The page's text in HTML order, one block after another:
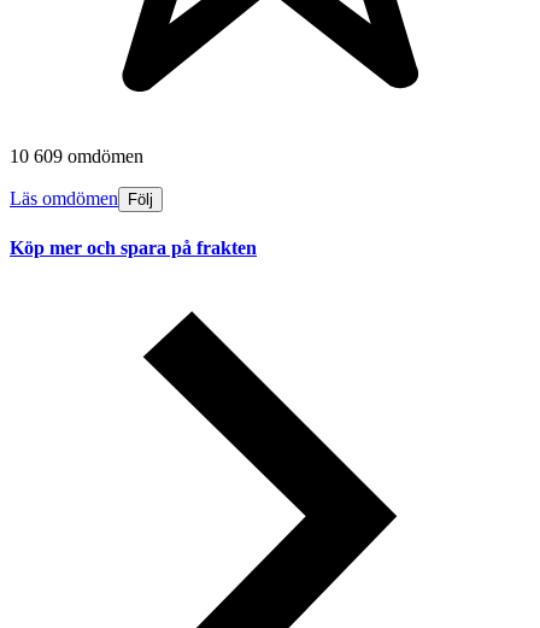
10 609 omdömen
Läs omdömen Följ
Köp mer och spara på frakten